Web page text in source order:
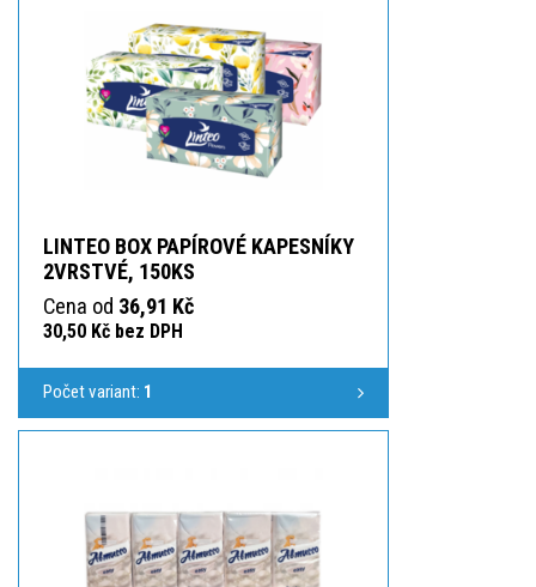
LINTEO BOX PAPÍROVÉ KAPESNÍKY
2VRSTVÉ, 150KS
Cena od 36,91 Kč
30,50 Kč bez DPH
Počet variant: 1